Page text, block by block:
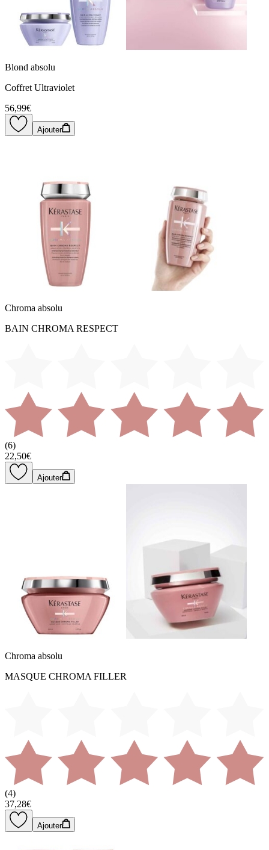
Blond absolu
Coffret Ultraviolet
56,99€
Ajouter
Chroma absolu
BAIN CHROMA RESPECT
(6)
22,50€
Ajouter
Chroma absolu
MASQUE CHROMA FILLER
(4)
37,28€
Ajouter